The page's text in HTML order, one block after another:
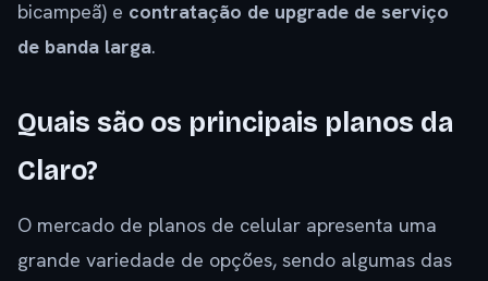
bicampeã) e contratação de upgrade de serviço
de banda larga.
Quais são os principais planos da
Claro?
O mercado de planos de celular apresenta uma
grande variedade de opções, sendo algumas das